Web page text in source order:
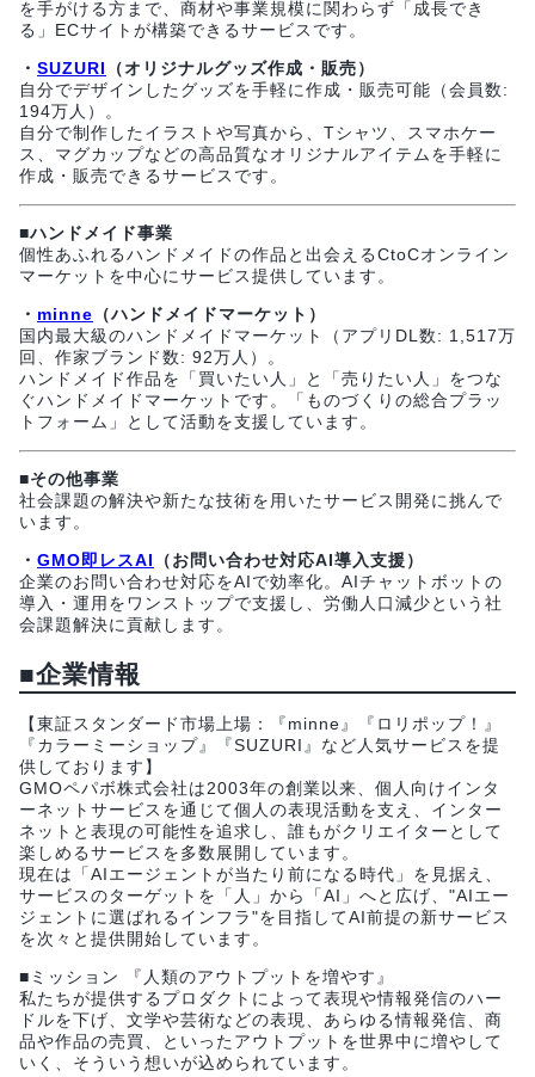
を手がける方まで、商材や事業規模に関わらず「成長でき
る」ECサイトが構築できるサービスです。
・ SUZURI
（オリジナルグッズ作成・販売）
自分でデザインしたグッズを手軽に作成・販売可能（会員数:
194万人）。
自分で制作したイラストや写真から、Tシャツ、スマホケー
ス、マグカップなどの高品質なオリジナルアイテムを手軽に
作成・販売できるサービスです。
■ハンドメイド事業
個性あふれるハンドメイドの作品と出会えるCtoCオンライン
マーケットを中心にサービス提供しています。
・ minne （ハンドメイドマーケット）
国内最大級のハンドメイドマーケット（アプリDL数: 1,517万
回、作家ブランド数: 92万人）。
ハンドメイド作品を「買いたい人」と「売りたい人」をつな
ぐハンドメイドマーケットです。「ものづくりの総合プラッ
トフォーム」として活動を支援しています。
■その他事業
社会課題の解決や新たな技術を用いたサービス開発に挑んで
います。
・ GMO即レスAI
（お問い合わせ対応AI導入支援）
企業のお問い合わせ対応をAIで効率化。AIチャットボットの
導入・運用をワンストップで支援し、労働人口減少という社
会課題解決に貢献します。
■企業情報
【東証スタンダード市場上場：『minne』『ロリポップ！』
『カラーミーショップ』『SUZURI』など人気サービスを提
供しております】
GMOペパボ株式会社は2003年の創業以来、個人向けインタ
ーネットサービスを通じて個人の表現活動を支え、インター
ネットと表現の可能性を追求し、誰もがクリエイターとして
楽しめるサービスを多数展開しています。
現在は「AIエージェントが当たり前になる時代」を見据え、
サービスのターゲットを「人」から「AI」へと広げ、"AIエー
ジェントに選ばれるインフラ"を目指してAI前提の新サービス
を次々と提供開始しています。
■ミッション 『人類のアウトプットを増やす』
私たちが提供するプロダクトによって表現や情報発信のハー
ドルを下げ、文学や芸術などの表現、あらゆる情報発信、商
品や作品の売買、といったアウトプットを世界中に増やして
いく、そういう想いが込められています。